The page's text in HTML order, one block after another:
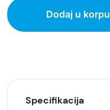
Dodaj u korpu
Specifikacija